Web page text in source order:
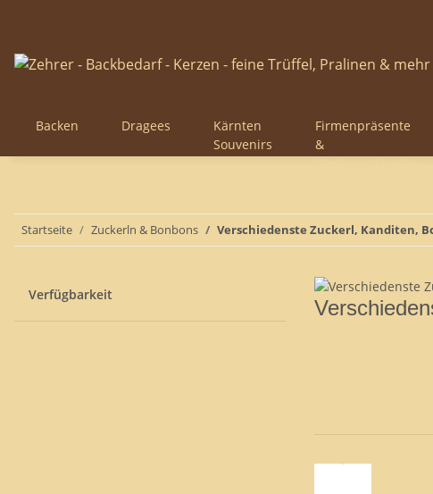
Backen Dragees
Kärnten
Souvenirs
Firmenpräsente
&
Startseite Zuckerln & Bonbons Verschiedenste Zuckerl, Kanditen,
Verfügbarkeit